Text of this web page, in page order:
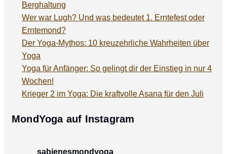
Berghaltung
Wer war Lugh? Und was bedeutet 1. Erntefest oder
Erntemond?
Der Yoga-Mythos: 10 kreuzehrliche Wahrheiten über
Yoga
Yoga für Anfänger: So gelingt dir der Einstieg in nur 4
Wochen!
Krieger 2 im Yoga: Die kraftvolle Asana für den Juli
MondYoga auf Instagram
sabienesmondyoga